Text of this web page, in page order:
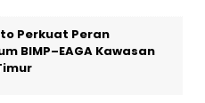
Perkuat Peran
BIMP–EAGA Kawasan